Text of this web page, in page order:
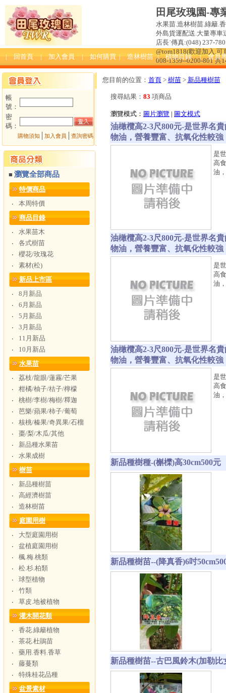
田尾玫瑰園-專
水果苗.造林樹苗.綠籬.
外島貨運配送.大量專車
店長˙傳真:(048) 237-
@tom1818(歡迎加入.
008-1359--0200-801 共
| 回首頁 | 加入會員 | 如何購買 | 造林樹苗 | 植物目錄 | 會員
帳
號：
密
碼：
購物須知 加入會員 查詢密碼
■ 瀏覽全部商品
特價商品
‧
本周特價
商品目錄
‧
水果苗木
‧
各式樹苗
‧
櫻花/玫瑰花
‧
素材(松)
新品上市區
‧
8月新品
‧
6月新品
‧
5月新品
‧
3月新品
‧
11月新品
‧
10月新品
水果苗
‧
荔枝/龍眼/蓮霧/芒果
‧
柑橘/柚子/桔子/檸檬
‧
桃樹/李樹/梅樹/釋迦
‧
芭樂/蘋果/柿子/葡萄
‧
核桃/榛果/奇異果/石榴
‧
棗/梨/木瓜/其他
‧
新品種水果苗
‧
水果成樹
樹苗
‧
新品種樹苗
‧
高經濟樹苗
‧
造林樹苗
庭園用樹
‧
大型庭園用樹
‧
盆植庭園用樹
‧
楓.梅.桃類
‧
松.杉.柏類
‧
球型植物
‧
竹類
‧
草皮.地被植物
灌木開花類
‧
香花.綠籬植物
‧
茶花.杜鵑苗
‧
藥用.香料.香草
‧
藤蔓類
‧
特殊桂花品種
盆景素材
您目前的位置： 首頁> 樹苗> 新品種樹苗
搜尋結果： 83 項商品
瀏覽模式： 圖片瀏覽 | 圖文模式
油橄欖高2-3尺800元-是世界名
物油，營養豐富、抗氧化性較
是
高
油
油橄欖高2-3尺800元-是世界名
物油，營養豐富、抗氧化性較
是
高
油
油橄欖高2-3尺800元-是世界名
物油，營養豐富、抗氧化性較
是
高
油
新品種樹種-(槲櫟)高30cm500元
新品種樹苗--(降真香)6吋
新品種樹苗--古巴風鈴木(加勒比